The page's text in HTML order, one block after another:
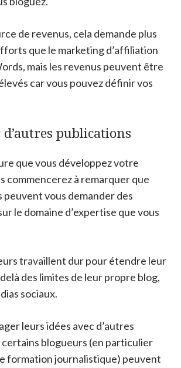
de revenus, cela demande plus
que le marketing d’affiliation
mais les revenus peuvent être
car vous pouvez définir vos
publications
que vous développez votre
commencerez à remarquer que
peuvent vous demander des
le domaine d’expertise que vous
travaillent dur pour étendre leur
des limites de leur propre blog,
sociaux.
leurs idées avec d’autres
blogueurs (en particulier
formation journalistique) peuvent